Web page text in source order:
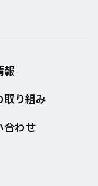
報
取り組み
合わせ